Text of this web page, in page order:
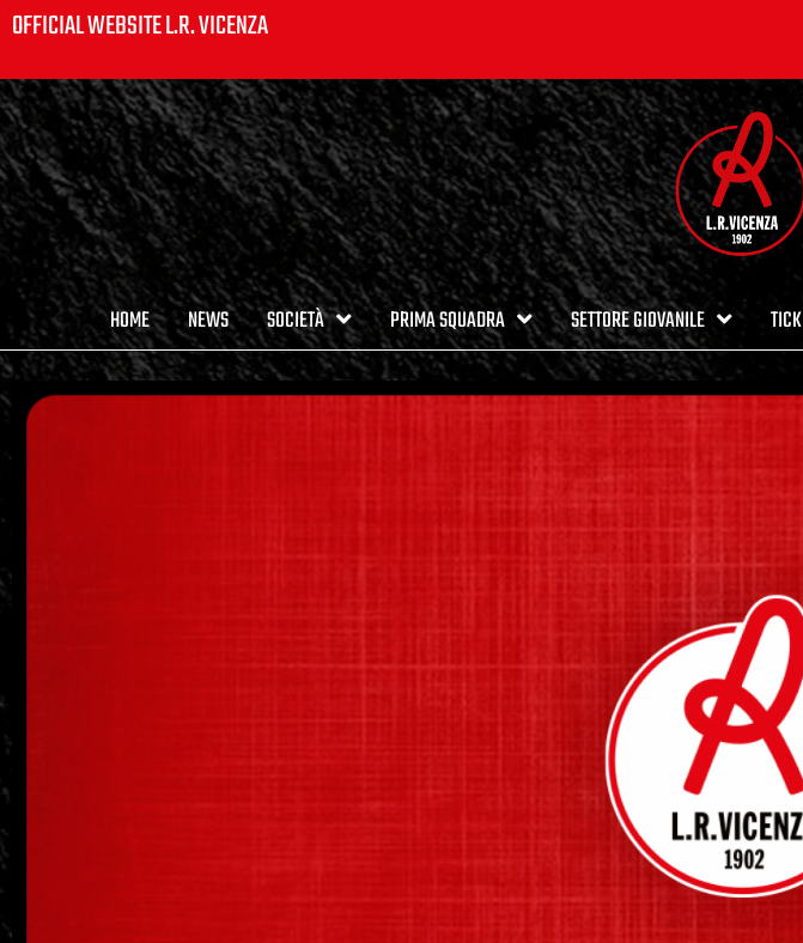
OFFICIAL WEBSITE L.R. VICENZA
HOME NEWS SOCIETÀ PRIMA SQUADRA SETTORE GIOVANILE